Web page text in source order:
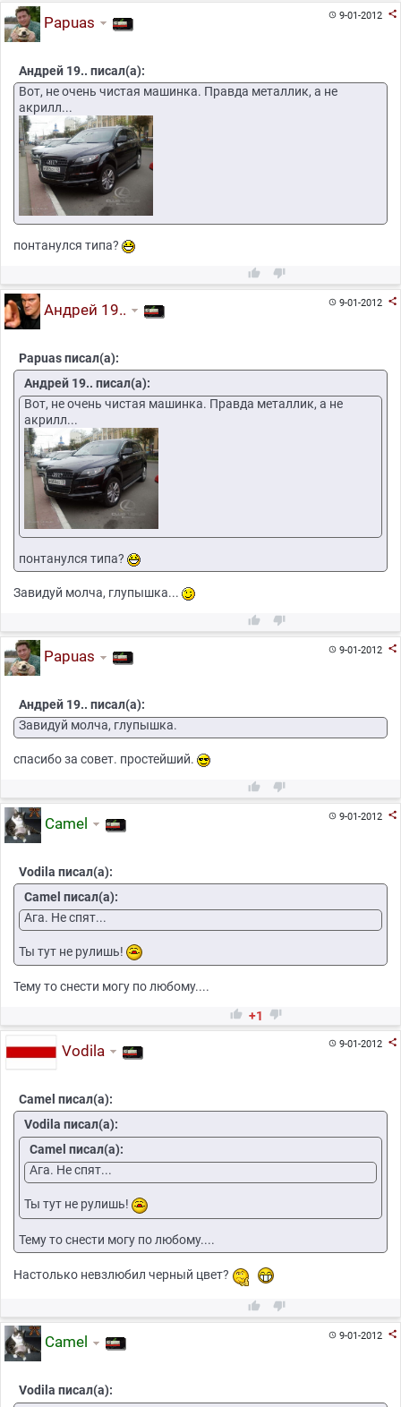
9-01-2012 
Papuas
Андрей 19.. писал(а):
Вот, не очень чистая машинка. Правда металлик, а не
акрилл...
понтанулся типа?
 
9-01-2012 
Андрей 19..
Papuas писал(а):
Андрей 19.. писал(а):
Вот, не очень чистая машинка. Правда металлик, а не
акрилл...
понтанулся типа?
Завидуй молча, глупышка...
 
9-01-2012 
Papuas
Андрей 19.. писал(а):
Завидуй молча, глупышка.
спасибо за совет. простейший.
 
9-01-2012 
Camel
Vodila писал(а):
Camel писал(а):
Ага. Не спят...
Ты тут не рулишь!
Тему то снести могу по любому....
 +1 
9-01-2012 
Vodila
Camel писал(а):
Vodila писал(а):
Camel писал(а):
Ага. Не спят...
Ты тут не рулишь!
Тему то снести могу по любому....
Настолько невзлюбил черный цвет?
 
9-01-2012 
Camel
Vodila писал(а):